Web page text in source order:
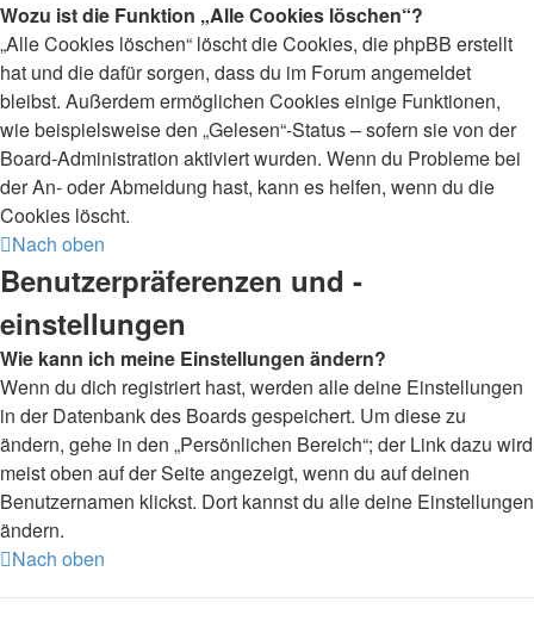
Wozu ist die Funktion „Alle Cookies löschen“?
„Alle Cookies löschen“ löscht die Cookies, die phpBB erstellt
hat und die dafür sorgen, dass du im Forum angemeldet
bleibst. Außerdem ermöglichen Cookies einige Funktionen,
wie beispielsweise den „Gelesen“-Status – sofern sie von der
Board-Administration aktiviert wurden. Wenn du Probleme bei
der An- oder Abmeldung hast, kann es helfen, wenn du die
Cookies löscht.
Nach oben
Benutzerpräferenzen und -
einstellungen
Wie kann ich meine Einstellungen ändern?
Wenn du dich registriert hast, werden alle deine Einstellungen
in der Datenbank des Boards gespeichert. Um diese zu
ändern, gehe in den „Persönlichen Bereich“; der Link dazu wird
meist oben auf der Seite angezeigt, wenn du auf deinen
Benutzernamen klickst. Dort kannst du alle deine Einstellungen
ändern.
Nach oben